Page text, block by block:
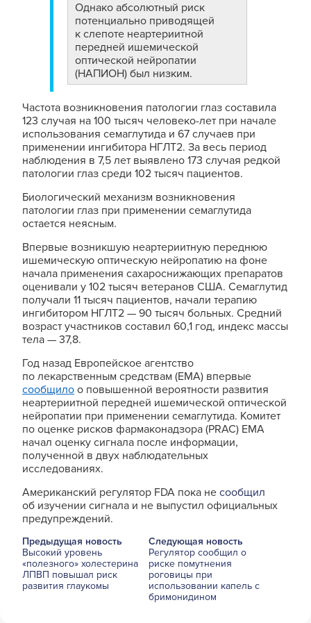
Однако абсолютный риск
потенциально приводящей
к слепоте неартериитной
передней ишемической
оптической нейропатии
(НАПИОН) был низким.
Частота возникновения патологии глаз составила
123 случая на 100 тысяч человеко-лет при начале
использования семаглутида и 67 случаев при
применении ингибитора НГЛТ2. За весь период
наблюдения в 7,5 лет выявлено 173 случая редкой
патологии глаз среди 102 тысяч пациентов.
Биологический механизм возникновения
патологии глаз при применении семаглутида
остается неясным.
Впервые возникшую неартериитную переднюю
ишемическую оптическую нейропатию на фоне
начала применения сахароснижающих препаратов
оценивали у 102 тысяч ветеранов США. Семаглутид
получали 11 тысяч пациентов, начали терапию
ингибитором НГЛТ2 — 90 тысяч больных. Средний
возраст участников составил 60,1 год, индекс массы
тела — 37,8.
Год назад Европейское агентство
по лекарственным средствам (EMA) впервые
сообщило о повышенной вероятности развития
неартериитной передней ишемической оптической
нейропатии при применении семаглутида. Комитет
по оценке рисков фармаконадзора (PRAC) EMA
начал оценку сигнала после информации,
полученной в двух наблюдательных
исследованиях.
Американский регулятор FDA пока не сообщил
об изучении сигнала и не выпустил официальных
предупреждений.
Предыдущая новость
Высокий уровень
«полезного» холестерина
ЛПВП повышал риск
развития глаукомы
Следующая новость
Регулятор сообщил о
риске помутнения
роговицы при
использовании капель с
бримонидином